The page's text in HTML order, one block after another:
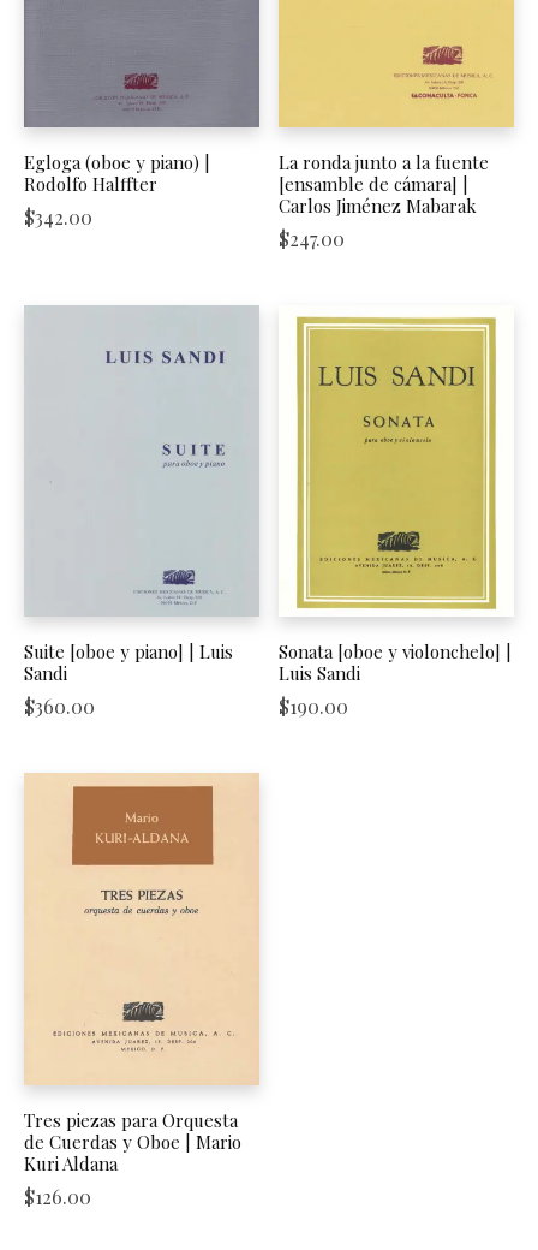
Egloga (oboe y piano) |
Rodolfo Halffter
$342.00
La ronda junto a la fuente
[ensamble de cámara] |
Carlos Jiménez Mabarak
$247.00
Suite [oboe y piano] | Luis
Sandi
$360.00
Sonata [oboe y violonchelo] |
Luis Sandi
$190.00
Tres piezas para Orquesta
de Cuerdas y Oboe | Mario
Kuri Aldana
$126.00